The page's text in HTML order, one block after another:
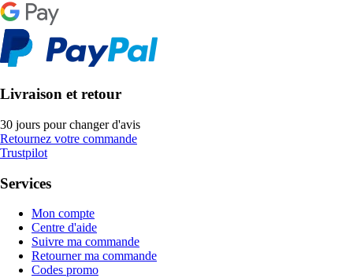
Livraison et retour
30 jours pour changer d'avis
Retournez votre commande
Trustpilot
Services
Mon compte
Centre d'aide
Suivre ma commande
Retourner ma commande
Codes promo